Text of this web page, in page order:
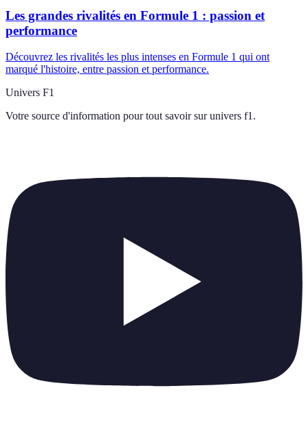
Les grandes rivalités en Formule 1 : passion et
performance
Découvrez les rivalités les plus intenses en Formule 1 qui ont
marqué l'histoire, entre passion et performance.
Univers F1
Votre source d'information pour tout savoir sur univers f1.